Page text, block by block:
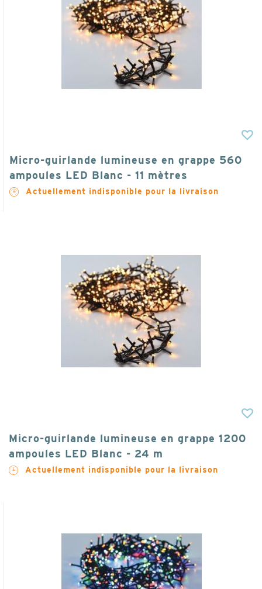
Micro-guirlande lumineuse en grappe 560
ampoules LED Blanc - 11 mètres
Actuellement indisponible pour la livraison
Micro-guirlande lumineuse en grappe 1200
ampoules LED Blanc - 24 m
Actuellement indisponible pour la livraison